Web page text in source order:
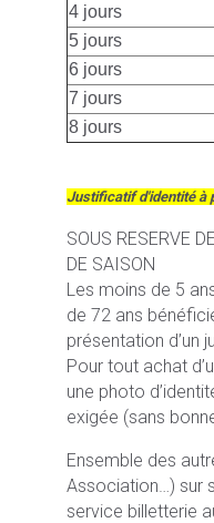
4 jours
5 jours
6 jours
7 jours
8 jours
Justificatif d'identité à
SOUS RESERVE
DE SAISON
Les moins de 5
de 72 ans
présentation d’un
Pour tout achat
une photo
exigée (sans
Ensemble des
Association…) sur
service billetterie